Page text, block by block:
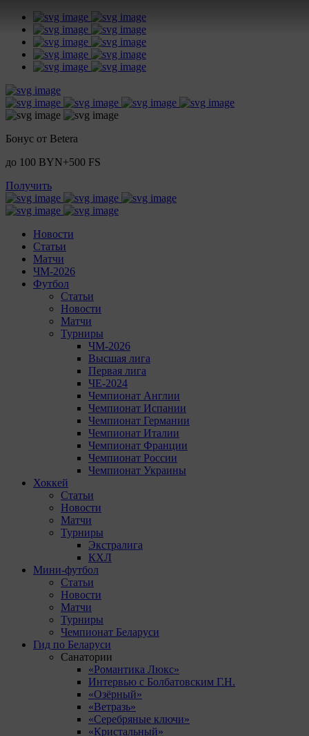
Бонус от Betera
до 100 BYN+500 FS
Получить
Новости
Статьи
Матчи
ЧМ-2026
Футбол
Статьи
Новости
Матчи
Турниры
ЧМ-2026
Высшая лига
Первая лига
ЧЕ-2024
Чемпионат Англии
Чемпионат Испании
Чемпионат Германии
Чемпионат Италии
Чемпионат Франции
Чемпионат России
Чемпионат Украины
Хоккей
Статьи
Новости
Матчи
Турниры
Экстралига
КХЛ
Мини-футбол
Статьи
Новости
Матчи
Турниры
Чемпионат Беларуси
Гид по Беларуси
Санатории
«Романтика Люкс»
Интервью с Болбатовским Г.Н.
«Озёрный»
«Ветразь»
«Серебряные ключи»
«Кристальный»